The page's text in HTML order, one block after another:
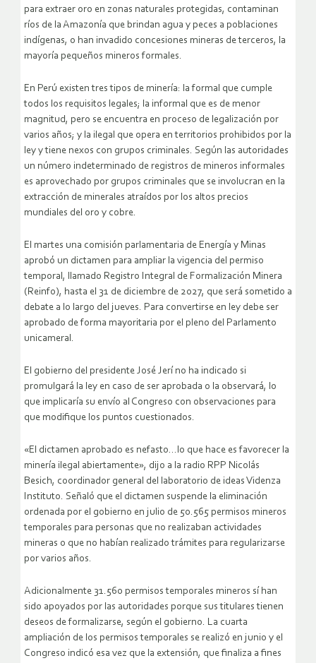
para extraer oro en zonas naturales protegidas, contaminan
ríos de la Amazonía que brindan agua y peces a poblaciones
indígenas, o han invadido concesiones mineras de terceros, la
mayoría pequeños mineros formales.
En Perú existen tres tipos de minería: la formal que cumple
todos los requisitos legales; la informal que es de menor
magnitud, pero se encuentra en proceso de legalización por
varios años; y la ilegal que opera en territorios prohibidos por la
ley y tiene nexos con grupos criminales. Según las autoridades
un número indeterminado de registros de mineros informales
es aprovechado por grupos criminales que se involucran en la
extracción de minerales atraídos por los altos precios
mundiales del oro y cobre.
El martes una comisión parlamentaria de Energía y Minas
aprobó un dictamen para ampliar la vigencia del permiso
temporal, llamado Registro Integral de Formalización Minera
(Reinfo), hasta el 31 de diciembre de 2027, que será sometido a
debate a lo largo del jueves. Para convertirse en ley debe ser
aprobado de forma mayoritaria por el pleno del Parlamento
unicameral.
El gobierno del presidente José Jerí no ha indicado si
promulgará la ley en caso de ser aprobada o la observará, lo
que implicaría su envío al Congreso con observaciones para
que modifique los puntos cuestionados.
«El dictamen aprobado es nefasto…lo que hace es favorecer la
minería ilegal abiertamente», dijo a la radio RPP Nicolás
Besich, coordinador general del laboratorio de ideas Videnza
Instituto. Señaló que el dictamen suspende la eliminación
ordenada por el gobierno en julio de 50.565 permisos mineros
temporales para personas que no realizaban actividades
mineras o que no habían realizado trámites para regularizarse
por varios años.
Adicionalmente 31.560 permisos temporales mineros sí han
sido apoyados por las autoridades porque sus titulares tienen
deseos de formalizarse, según el gobierno. La cuarta
ampliación de los permisos temporales se realizó en junio y el
Congreso indicó esa vez que la extensión, que finaliza a fines